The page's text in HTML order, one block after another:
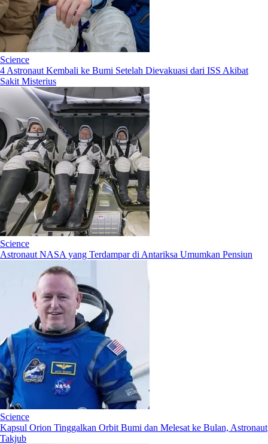
Science
4 Astronaut Kembali ke Bumi Setelah Dievakuasi dari ISS Akibat
Sakit Misterius
Science
Astronaut NASA yang Terdampar di Antariksa Umumkan Pensiun
Science
Kapsul Orion Tinggalkan Orbit Bumi dan Melesat ke Bulan, Astronaut
Takjub